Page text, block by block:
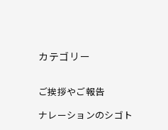
カテゴリー
ご挨拶やご報告
ナレーションのシゴト